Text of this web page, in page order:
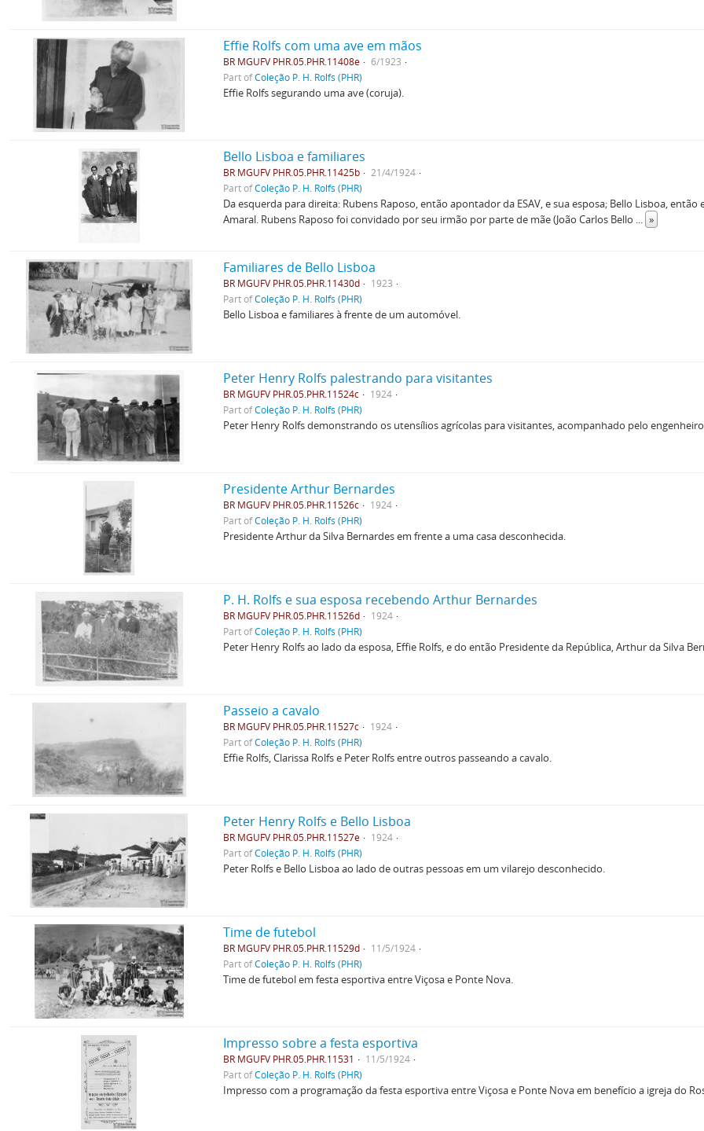
Effie Rolfs com uma ave em mãos
BR MGUFV PHR.05.PHR.11408e
6/1923
Part ofColeção P. H. Rolfs (PHR)
Effie Rolfs segurando uma ave (coruja).
Bello Lisboa e familiares
BR MGUFV PHR.05.PHR.11425b
21/4/1924
Part ofColeção P. H. Rolfs (PHR)
Da esquerda para direita: Rubens Raposo, então apontador da ESAV, e sua esposa; Bello Lisboa,
Amaral. Rubens Raposo foi convidado por seu irmão por parte de mãe (João Carlos Bello ... »
Familiares de Bello Lisboa
BR MGUFV PHR.05.PHR.11430d
1923
Part ofColeção P. H. Rolfs (PHR)
Bello Lisboa e familiares à frente de um automóvel.
Peter Henry Rolfs palestrando para visitantes
BR MGUFV PHR.05.PHR.11524c
1924
Part ofColeção P. H. Rolfs (PHR)
Peter Henry Rolfs demonstrando os utensílios agrícolas para visitantes, acompanhado pelo
Presidente Arthur Bernardes
BR MGUFV PHR.05.PHR.11526c
1924
Part ofColeção P. H. Rolfs (PHR)
Presidente Arthur da Silva Bernardes em frente a uma casa desconhecida.
P. H. Rolfs e sua esposa recebendo Arthur Bernardes
BR MGUFV PHR.05.PHR.11526d
1924
Part ofColeção P. H. Rolfs (PHR)
Peter Henry Rolfs ao lado da esposa, Effie Rolfs, e do então Presidente da República, Arthur da Silva
Passeio a cavalo
BR MGUFV PHR.05.PHR.11527c
1924
Part ofColeção P. H. Rolfs (PHR)
Effie Rolfs, Clarissa Rolfs e Peter Rolfs entre outros passeando a cavalo.
Peter Henry Rolfs e Bello Lisboa
BR MGUFV PHR.05.PHR.11527e
1924
Part ofColeção P. H. Rolfs (PHR)
Peter Rolfs e Bello Lisboa ao lado de outras pessoas em um vilarejo desconhecido.
Time de futebol
BR MGUFV PHR.05.PHR.11529d
11/5/1924
Part ofColeção P. H. Rolfs (PHR)
Time de futebol em festa esportiva entre Viçosa e Ponte Nova.
Impresso sobre a festa esportiva
BR MGUFV PHR.05.PHR.11531
11/5/1924
Part ofColeção P. H. Rolfs (PHR)
Impresso com a programação da festa esportiva entre Viçosa e Ponte Nova em benefício a igreja do